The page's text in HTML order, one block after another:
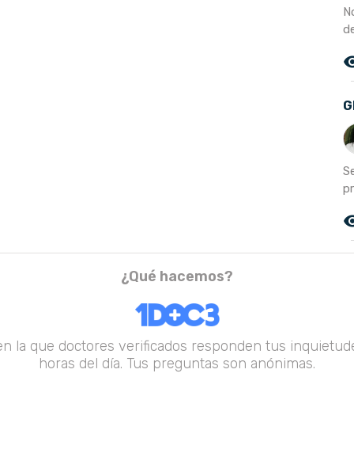
¿Qué hacemos?
la que doctores verificados responden tus
horas del día. Tus preguntas son anónimas.